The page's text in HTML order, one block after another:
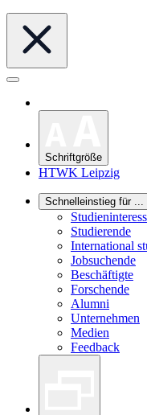
Schriftgröße
HTWK Leipzig
Schnelleinstieg für ...
Studierende
International
Jobsuchende
Beschäftigte
Forschende
Alumni
Unternehmen
Medien
Feedback